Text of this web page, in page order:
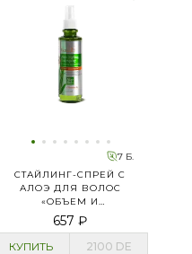
7 Б.
СТАЙЛИНГ-СПРЕЙ С
АЛОЭ ДЛЯ ВОЛОС
«ОБЪЕМ И
ЭЛАСТИЧНОСТЬ»
657 ₽
КУПИТЬ 2100 DE